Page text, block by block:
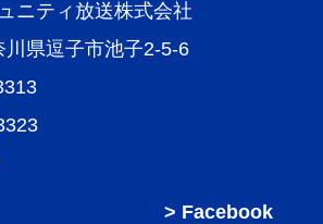
ニティ放送株式会社
川県逗子市池子2-5-6
Facebook